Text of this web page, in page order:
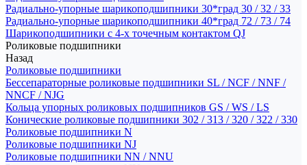
Радиально-упорные шарикоподшипники 30*град 30 / 32 / 33
Радиально-упорные шарикоподшипники 40*град 72 / 73 / 74
Шарикоподшипники с 4-х точечным контактом QJ
Роликовые подшипники
Назад
Роликовые подшипники
Бессепараторные роликовые подшипники SL / NCF / NNF /
NNCF / NJG
Кольца упорных роликовых подшипников GS / WS / LS
Конические роликовые подшипники 302 / 313 / 320 / 322 / 330
Роликовые подшипники N
Роликовые подшипники NJ
Роликовые подшипники NN / NNU